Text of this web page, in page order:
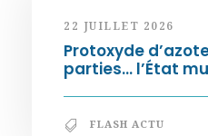
22 JUILLET 2026
Protoxyde
parties… l’État
FLASH ACTU